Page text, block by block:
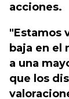
acciones.
"Estamos
baja en el
a una
que los